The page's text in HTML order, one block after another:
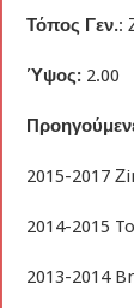
Τόπος Γεν.:
Ύψος: 2.00
2015-2017
2014-2015
2013-2014